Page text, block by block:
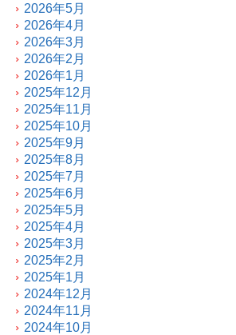
2026年5月
2026年4月
2026年3月
2026年2月
2026年1月
2025年12月
2025年11月
2025年10月
2025年9月
2025年8月
2025年7月
2025年6月
2025年5月
2025年4月
2025年3月
2025年2月
2025年1月
2024年12月
2024年11月
2024年10月